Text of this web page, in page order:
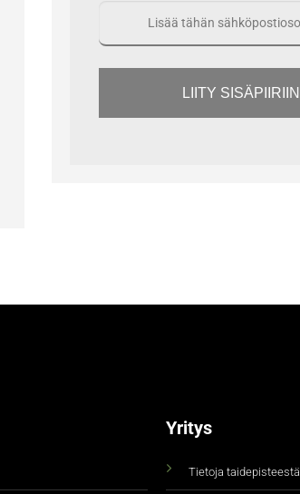
LIITY SISÄPIIRIIN
Yritys
Tietoja taidepisteestä